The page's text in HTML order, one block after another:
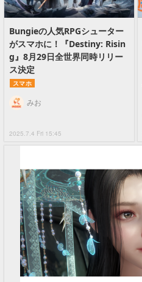
Bungieの人気RPGシューター
がスマホに！『Destiny: Risin
g』8月29日全世界同時リリー
ス決定
スマホ
2025.7.4 Fri 15:45
みお